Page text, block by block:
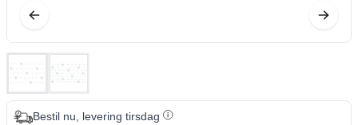
Bestil nu, levering tirsdag